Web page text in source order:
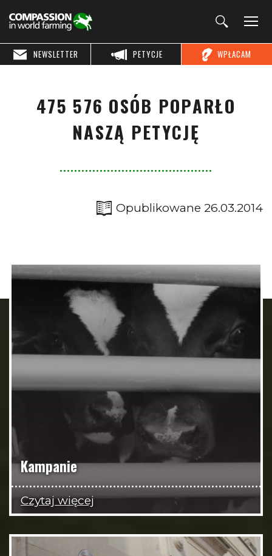
WPŁACAM
PETYCJE
NEWSLETTER
475 576 OSÓB POPARŁO
NASZĄ PETYCJĘ
Opublikowane 26.03.2014
Kampanie
Czytaj więcej